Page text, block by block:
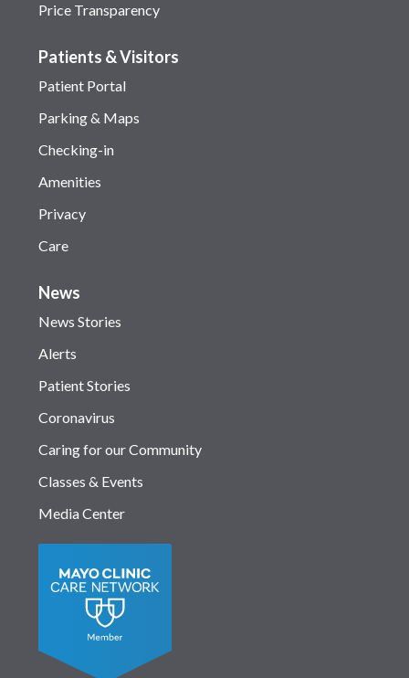
Price Transparency
Patients & Visitors
Patient Portal
Parking & Maps
Checking-in
Amenities
Privacy
Care
News
News Stories
Alerts
Patient Stories
Coronavirus
Caring for our Community
Classes & Events
Media Center